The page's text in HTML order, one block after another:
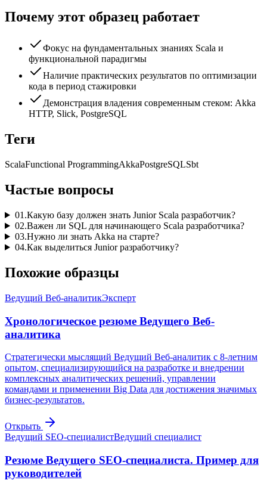
Почему этот образец работает
Фокус на фундаментальных знаниях Scala и
функциональной парадигмы
Наличие практических результатов по оптимизации
кода в период стажировки
Демонстрация владения современным стеком: Akka
HTTP, Slick, PostgreSQL
Теги
ScalaFunctional ProgrammingAkkaPostgreSQLSbt
Частые вопросы
01 .Какую базу должен знать Junior Scala разработчик?
02.Важен ли SQL для начинающего Scala разработчика?
03.Нужно ли знать Akka на старте?
04.Как выделиться Junior разработчику?
Похожие образцы
Ведущий Веб-аналитикЭксперт
Хронологическое резюме Ведущего Веб-
аналитика
Стратегически мыслящий Ведущий Веб-аналитик с 8-летним
опытом, специализирующийся на разработке и внедрении
комплексных аналитических решений, управлении
командами и применении Big Data для достижения значимых
бизнес-результатов.
Открыть
Ведущий SEO-специалистВедущий специалист
Резюме Ведущего SEO-специалиста. Пример для
руководителей